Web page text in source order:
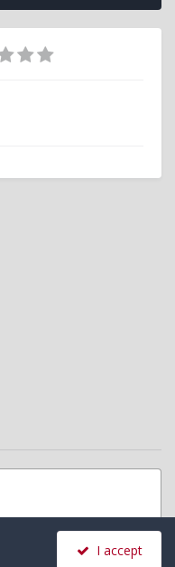
Alle Aktivitäten
I accept